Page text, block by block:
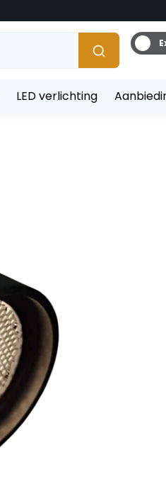
LED verlichting